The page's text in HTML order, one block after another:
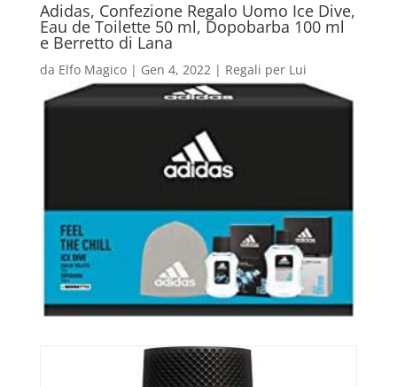
Adidas, Confezione Regalo Uomo Ice Dive,
Eau de Toilette 50 ml, Dopobarba 100 ml
e Berretto di Lana
da Elfo Magico| Gen 4, 2022| Regali per Lui